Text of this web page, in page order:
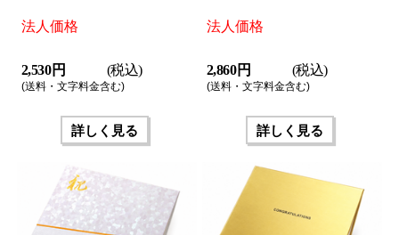
法人価格
2,530 円 (税込)
(送料・文字料金含む)
詳しく見る
法人価格
2,860 円 (税込)
(送料・文字料金含む)
詳しく見る